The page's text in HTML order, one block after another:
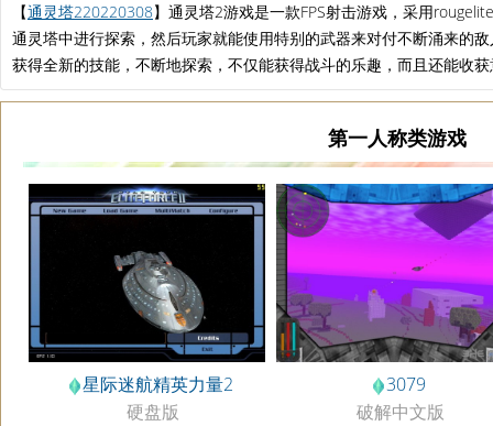
【通灵塔220220308】通灵塔2游戏是一款FPS射击游戏，采用
通灵塔中进行探索，然后玩家就能使用特别的武器来对付不断涌来的
获得全新的技能，不断地探索，不仅能获得战斗的乐趣，而且还能收
第一人称类游戏
星际迷航精英力量2
硬盘版
3079
破解中文版